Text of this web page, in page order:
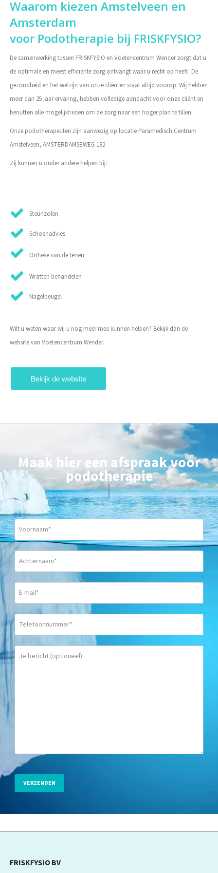
Waarom kiezen Amstelveen en
Amsterdam
voor Podotherapie bij FRISKFYSIO?
De samenwerking tussen FRISKFYSIO en Voetencentrum Wender zorgt dat u
de optimale en meest efficiënte zorg ontvangt waar u recht op heeft. De
gezondheid en het welzijn van onze cliënten staat altijd voorop. Wij hebben
meer dan 25 jaar ervaring, hebben volledige aandacht voor onze cliënt en
benutten alle mogelijkheden om de zorg naar een hoger plan te tillen.
Onze podotherapeuten zijn aanwezig op locatie Paramedisch Centrum
Amstelveen, AMSTERDAMSEWEG 182
Zij kunnen u onder andere helpen bij:
Steunzolen
Schoenadvies
Orthese van de tenen
Wratten behandelen
Nagelbeugel
Wilt u weten waar wij u nog meer mee kunnen helpen? Bekijk dan de
website van Voetencentrum Wender.
Bekijk de website
Maak hier een afspraak voor
podotherapie
|
FRISKFYSIO BV